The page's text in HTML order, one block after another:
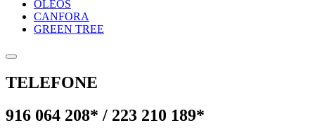
OLEOS
CANFORA
GREEN TREE
TELEFONE
916 064 208* / 223 210 189*